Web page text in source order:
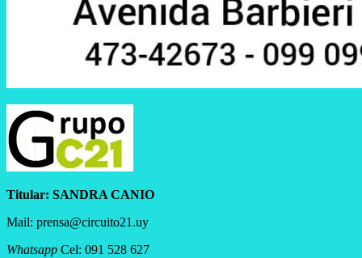
Titular: SANDRA CANIO
Mail: prensa@circuito21.uy
Whatsapp Cel: 091 528 627